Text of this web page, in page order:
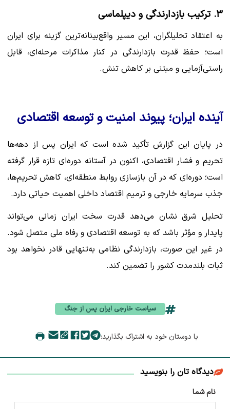
۳. ترکیب بازدارندگی و دیپلماسی
به اعتقاد تحلیلگران، این مسیر واقع‌بینانه‌ترین گزینه برای ایران
است؛ حفظ قدرت بازدارندگی در کنار مذاکرات مرحله‌ای، قابل
راستی‌آزمایی و مبتنی بر کاهش تنش.
آینده ایران؛ پیوند امنیت و توسعه اقتصادی
در پایان این گزارش تأکید شده است که ایران پس از دهه‌ها
تحریم و فشار اقتصادی، اکنون در آستانه دوره‌ای تازه قرار گرفته
است؛ دوره‌ای که در آن بازسازی روابط منطقه‌ای، کاهش تحریم‌ها،
جذب سرمایه خارجی و ترمیم اقتصاد داخلی اهمیت حیاتی دارد.
تحلیل شرق نشان می‌دهد قدرت سخت ایران زمانی می‌تواند
پایدار و مؤثر باشد که به توسعه اقتصادی و رفاه ملی متصل شود.
در غیر این صورت، بازدارندگی نظامی به‌تنهایی قادر نخواهد بود
ثبات بلندمدت کشور را تضمین کند.
سیاست خارجی ایران پس از جنگ
با دوستان خود به اشتراک بگذارید:
دیدگاه تان را بنویسید
نام شما